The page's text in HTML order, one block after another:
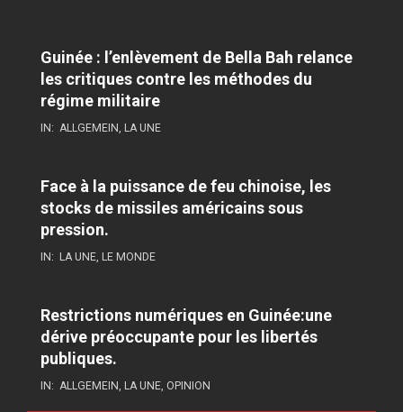
Guinée : l’enlèvement de Bella Bah relance
les critiques contre les méthodes du
régime militaire
IN: ALLGEMEIN, LA UNE
Face à la puissance de feu chinoise, les
stocks de missiles américains sous
pression.
IN: LA UNE, LE MONDE
Restrictions numériques en Guinée:une
dérive préoccupante pour les libertés
publiques.
IN: ALLGEMEIN, LA UNE, OPINION